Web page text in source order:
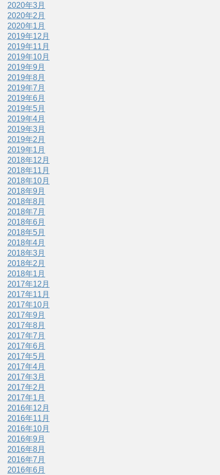
2020年3月
2020年2月
2020年1月
2019年12月
2019年11月
2019年10月
2019年9月
2019年8月
2019年7月
2019年6月
2019年5月
2019年4月
2019年3月
2019年2月
2019年1月
2018年12月
2018年11月
2018年10月
2018年9月
2018年8月
2018年7月
2018年6月
2018年5月
2018年4月
2018年3月
2018年2月
2018年1月
2017年12月
2017年11月
2017年10月
2017年9月
2017年8月
2017年7月
2017年6月
2017年5月
2017年4月
2017年3月
2017年2月
2017年1月
2016年12月
2016年11月
2016年10月
2016年9月
2016年8月
2016年7月
2016年6月